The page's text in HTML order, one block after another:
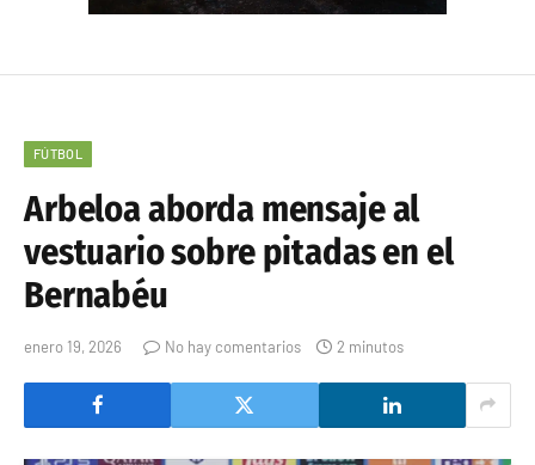
FÚTBOL
Arbeloa aborda mensaje al
vestuario sobre pitadas en el
Bernabéu
enero 19, 2026 No hay comentarios 2 minutos